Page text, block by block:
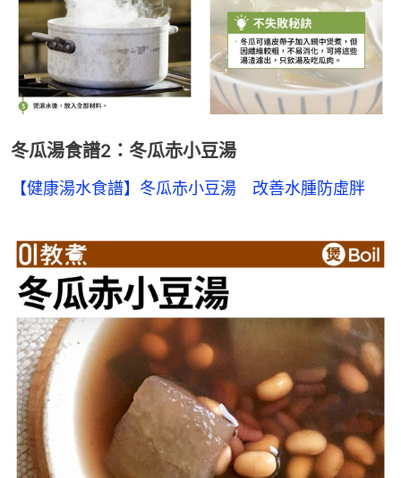
冬瓜湯食譜2：冬瓜赤小豆湯
【健康湯水食譜】冬瓜赤小豆湯　改善水腫防虛胖